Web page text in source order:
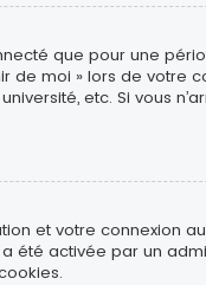
que pour une
de moi » lors de votre
etc. Si vous
et votre connexion
été activée par un